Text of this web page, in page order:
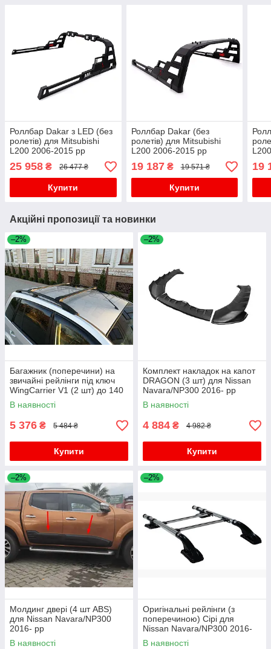
Роллбар Dakar з LED (без
ролетів) для Mitsubishi
L200 2006-2015 рр
25 958 ₴ 26 477 ₴
Купити
Роллбар Dakar (без
ролетів) для Mitsubishi
L200 2006-2015 рр
19 187₴ 19 571 ₴
Купити
19
Акційні пропозиції та новинки
–2%
Багажник (поперечини) на
звичайні рейлінги під ключ
WingCarrier V1 (2 шт) до 140
см, чорний для Nissan
Navara/NP300 2016- рр
В наявності
5 376 ₴ 5 484 ₴
Купити
–2%
Комплект накладок на капот
DRAGON (3 шт) для Nissan
Navara/NP300 2016- рр
В наявності
4 884 ₴ 4 982 ₴
Купити
–2%
Молдинг двері (4 шт ABS)
для Nissan Navara/NP300
2016- рр
В наявності
–2%
Оригінальні рейлінги (з
поперечиною) Сірі для
Nissan Navara/NP300 2016-
рр
В наявності